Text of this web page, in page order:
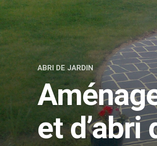
ABRI DE JARDIN
et d’abri